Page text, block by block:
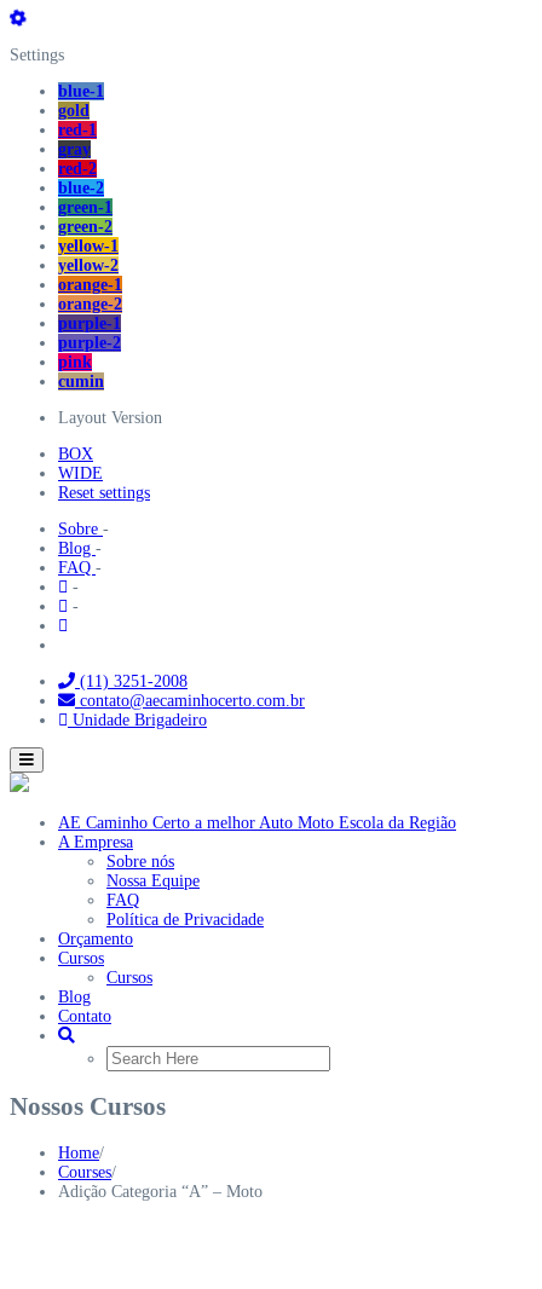
Settings
blue-1
gold
red-1
gray
red-2
blue-2
green-1
green-2
yellow-1
yellow-2
orange-1
orange-2
purple-1
purple-2
pink
cumin
Layout Version
BOX
WIDE
Reset settings
Sobre -
Blog -
FAQ -
-
-
(11) 3251-2008
contato@aecaminhocerto.com.br
Unidade Brigadeiro
Toggle
navigation
AE Caminho Certo a melhor Auto Moto Escola da Região
A Empresa
Sobre nós
Nossa Equipe
FAQ
Política de Privacidade
Orçamento
Cursos
Cursos
Blog
Contato
Nossos Cursos
Home/
Courses/
Adição Categoria “A” – Moto